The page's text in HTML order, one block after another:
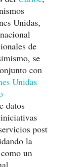
Unidas,
de
se
con
Unidas
datos
post
la
un